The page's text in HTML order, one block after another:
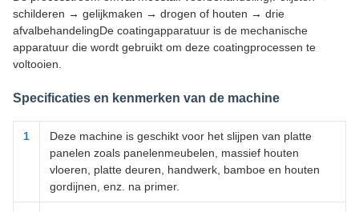
schilderen → gelijkmaken → drogen of houten → drie
afvalbehandelingDe coatingapparatuur is de mechanische
apparatuur die wordt gebruikt om deze coatingprocessen te
voltooien.
Specificaties en kenmerken van de machine
1
Deze machine is geschikt voor het slijpen van platte
panelen zoals panelenmeubelen, massief houten
vloeren, platte deuren, handwerk, bamboe en houten
gordijnen, enz. na primer.